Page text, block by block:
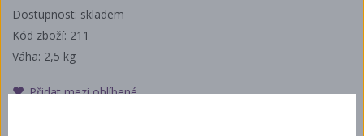
Dostupnost: skladem
Kód zboží: 211
Váha: 2,5 kg
Přidat mezi oblíbené